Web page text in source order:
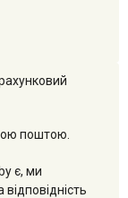
поштою.
є, ми
відповідність